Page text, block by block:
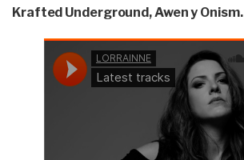
Krafted Underground, Awen y Onism.